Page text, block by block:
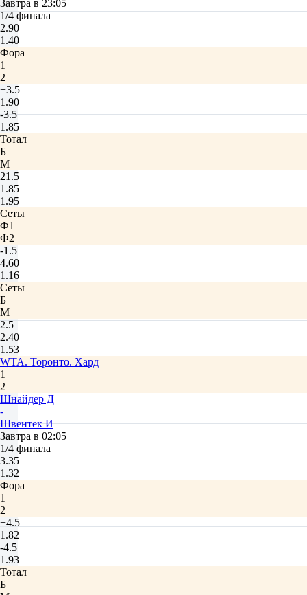
Завтра в 23:05
1/4 финала
2.90
1.40
Фора
1
2
+3.5
1.90
-3.5
1.85
Тотал
Б
М
21.5
1.85
1.95
Сеты
Ф1
Ф2
-1.5
4.60
1.16
Сеты
Б
М
2.5
2.40
1.53
WTA. Торонто. Хард
1
2
Шнайдер Д
-
Швентек И
Завтра в 02:05
1/4 финала
3.35
1.32
Фора
1
2
+4.5
1.82
-4.5
1.93
Тотал
Б